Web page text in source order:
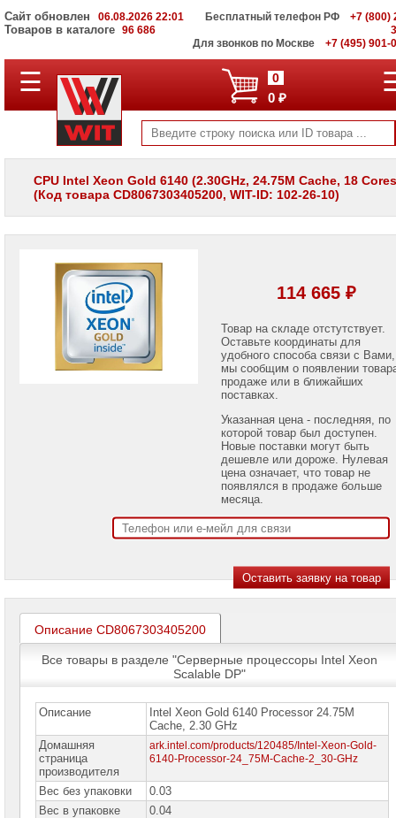
Сайт обновлен 06.08.2026 22:01
Товаров в каталоге 96 686
Бесплатный телефон РФ
+7 (800)
Для звонков по Москве
+7 (495) 901-
ПОЛНЫЙ
КАТАЛОГ
Корпоративные
серверы
WIT
Системы
хранения
Проекторы
Name
Принтеры
плоттеры
МФУ
Серверы
сетевое
оборудование
Активное
сетевое
оборудование
☰ 0
0 ₽
CPU Intel Xeon Gold 6140 (2.30GHz, 24.75M Cache, 18
(Код товара CD8067303405200, WIT-ID: 102-26-10)
114 665 ₽
Товар на складе отстутствует.
Оставьте координаты для
удобного способа связи с Вами,
мы сообщим о появлении
продаже или в ближайших
поставках.
Указанная цена - последняя, по
которой товар был доступен.
Новые поставки могут быть
дешевле или дороже. Нулевая
цена означает, что товар не
появлялся в продаже больше
месяца.
Описание CD8067303405200
Все товары в разделе "Серверные процессоры Intel Xeon
Scalable DP"
Описание
Intel Xeon Gold 6140 Processor 24.75M
Cache, 2.30 GHz
Домашняя
страница
производителя
ark.intel.com/products/120485/Intel-Xeon-Gold-
6140-Processor-24_75M-Cache-2_30-GHz
Вес без упаковки
0.03
Вес в упаковке
0.04